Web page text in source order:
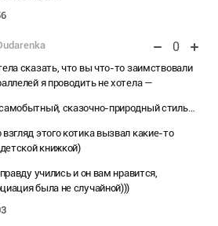
0
сказать, что вы что-то заимствовали
я проводить не хотела —
сказочно-природный стиль…
взгляд этого котика вызвал какие-то
книжкой)
учились и он вам нравится,
была не случайной)))